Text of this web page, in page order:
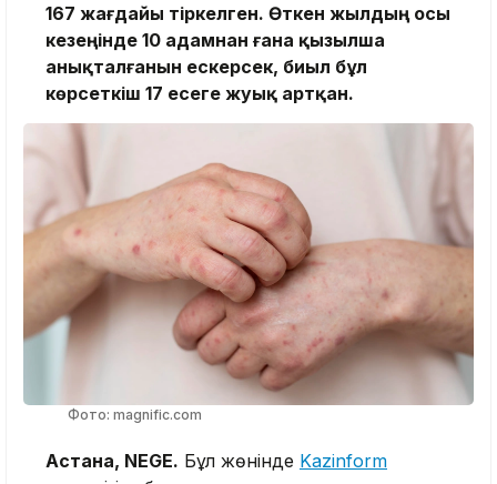
167 жағдайы тіркелген. Өткен жылдың осы
кезеңінде 10 адамнан ғана қызылша
анықталғанын ескерсек, биыл бұл
көрсеткіш 17 есеге жуық артқан.
Фото: magnific.com
Астана, NEGE. Бұл жөнінде Kazinform